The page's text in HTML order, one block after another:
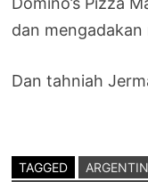
dan
Dan tahniah
TAGGED